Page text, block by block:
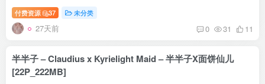
付费资源 37 未分类
27天前 0 31 11
半半子 – Claudius x Kyrielight Maid – 半半子X面饼仙儿
[22P_222MB]